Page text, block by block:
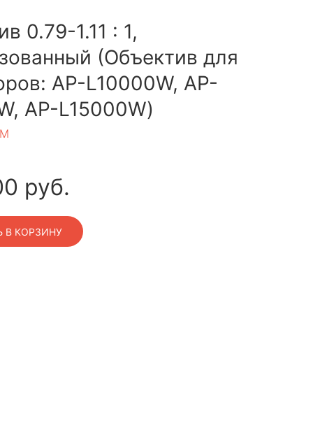
0.79-1.11 : 1,
(Объектив для
AP-L10000W, AP-
AP-L15000W)
руб.
В КОРЗИНУ